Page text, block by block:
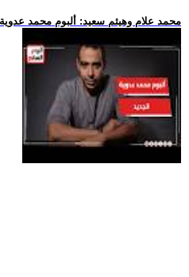
.. محمد علام وهيثم سعيد: ألبوم محمد عدوية